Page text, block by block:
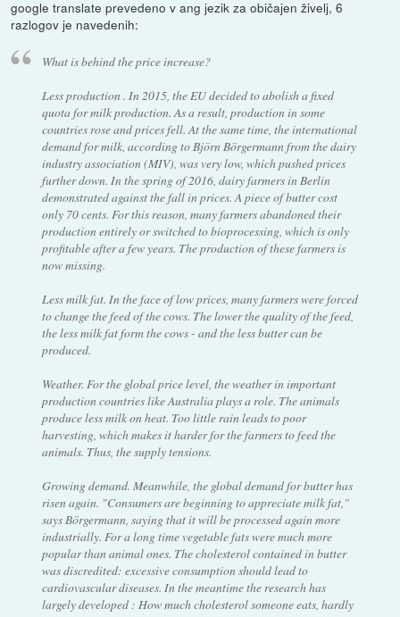
google translate prevedeno v ang jezik za običajen živelj, 6
razlogov je navedenih:
What is behind the price increase?
Less production . In 2015, the EU decided to abolish a fixed
quota for milk production. As a result, production in some
countries rose and prices fell. At the same time, the international
demand for milk, according to Björn Börgermann from the dairy
industry association (MIV), was very low, which pushed prices
further down. In the spring of 2016, dairy farmers in Berlin
demonstrated against the fall in prices. A piece of butter cost
only 70 cents. For this reason, many farmers abandoned their
production entirely or switched to bioprocessing, which is only
profitable after a few years. The production of these farmers is
now missing.
Less milk fat. In the face of low prices, many farmers were forced
to change the feed of the cows. The lower the quality of the feed,
the less milk fat form the cows - and the less butter can be
produced.
Weather. For the global price level, the weather in important
production countries like Australia plays a role. The animals
produce less milk on heat. Too little rain leads to poor
harvesting, which makes it harder for the farmers to feed the
animals. Thus, the supply tensions.
Growing demand. Meanwhile, the global demand for butter has
risen again. "Consumers are beginning to appreciate milk fat,"
says Börgermann, saying that it will be processed again more
industrially. For a long time vegetable fats were much more
popular than animal ones. The cholesterol contained in butter
was discredited: excessive consumption should lead to
cardiovascular diseases. In the meantime the research has
largely developed : How much cholesterol someone eats, hardly